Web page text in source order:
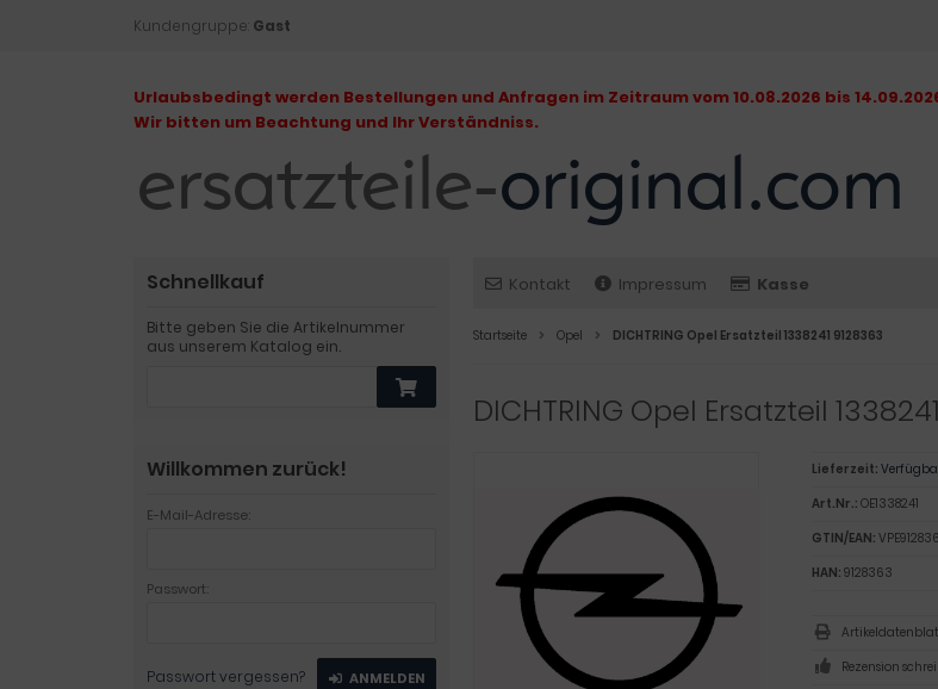
Kundengruppe: Gast
Urlaubsbedingt werden Bestellungen und Anfragen im Zeitraum vom 10.08.2026 bis
Wir bitten um Beachtung und Ihr Verständniss.
Kontakt Impressum Kasse
Startseite Opel DICHTRING Opel Ersatzteil 1338241 9128363
DICHTRING Opel Ersatzteil
Lieferzeit:
Art.Nr.: OE1338241
GTIN/EAN:
HAN: 9128363
Rezension
Schnellkauf
Bitte geben Sie die Artikelnummer
aus unserem Katalog ein.
Willkommen zurück!
E-Mail-Adresse:
Passwort:
Passwort vergessen? ANMELDEN